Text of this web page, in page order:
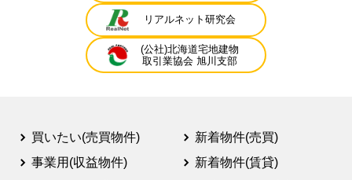
リアルネット研究会
(公社)北海道宅地建物
取引業協会 旭川支部
買いたい(売買物件)
事業用(収益物件)
新着物件(売買)
新着物件(賃貸)